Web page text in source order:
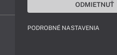
ODMIETNUŤ
PODROBNÉ NASTAVENIA